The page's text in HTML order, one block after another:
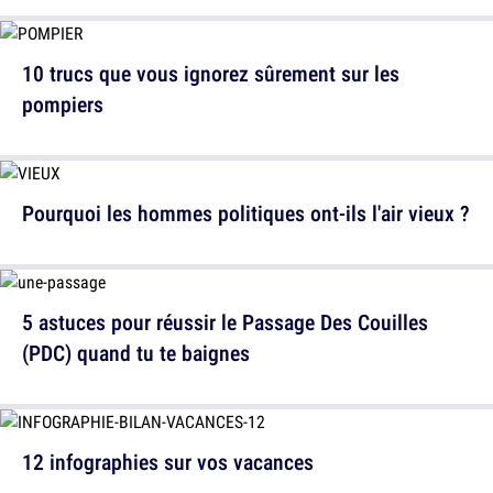
Pourquoi les hommes politiques ont-ils l'air vieux ?
12 infographies sur vos vacances
10 trucs que vous ignorez sûrement sur les
pompiers
5 astuces pour réussir le Passage Des Couilles
(PDC) quand tu te baignes